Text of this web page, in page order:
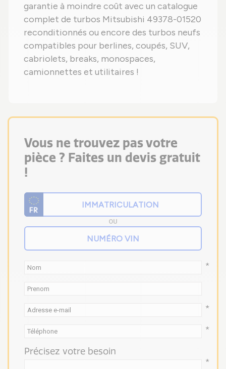
garantie à moindre coût avec un catalogue
complet de turbos Mitsubishi 49378-01520
reconditionnés ou encore des turbos neufs
compatibles pour berlines, coupés, SUV,
cabriolets, breaks, monospaces,
camionnettes et utilitaires !
Vous ne trouvez pas votre
pièce ? Faites un devis gratuit
!
OU
*
*
*
Précisez votre besoin
*